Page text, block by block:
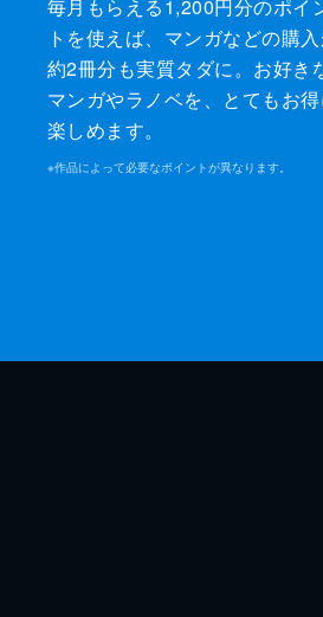
毎月もらえる1,200円分のポイ
トを使えば、マンガなどの購
約2冊分も実質タダに。お好き
マンガやラノベを、とてもお
楽しめます。
※作品によって必要なポイントが異なります。